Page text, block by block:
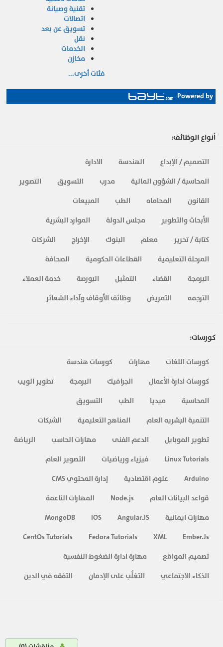
تقنية وصيانة
اتصالات
تسويق عن بعد
نقل
الخدمات
مخازن
فئات أخرى...
Powered by
أنواع الوظائف:
التصميم / الإبداع الهندسة
الادارة
المحاسبة / الشؤون المالية
مدرب التسويق
التصوير
القانون
المحاماه الطب
المبيعات
الأبحاث والتطوير
مجلس الدولة
الموارد البشرية
كتابة / تحرير
معلم البنوك الإخراج
الشركات
المرحلة التعليمية
القطاعات الحكومية
الصحافة
البرمجة
القضاء التمثيل البورصة
خدمة العملاء
الترجمه
التمريض وظائف الأوقاف وآداء الشعائر
كورسات:
كورسات اللغات مهارات
كورسات هندسة
كورسات ادارة الأعمال
الجرافيك البرمجة
تطوير الويب
المحاسبة
ميديا الطب
التسويق
التنمية البشريه العام
المناهج التعليمية
الشبكات
تطوير الموبايل
الدعم الفنى مهارات الحاسب
الرياضة
Linux Tutorials
فيزياء ورياضيات
التصوير العام
Arduino
علوم اقتصادية
إدارة المحتوي CMS
قواعد البيانات العام
Node.js
المهارات الناعمة
مهارات ايمانية
Angular.JS
IOS
MongoDB
Ember.Js
XML
Fedora Tutorials
CentOs Tutorials
تصميم المواقع
مهارة ادارة الضغوط النفسية
الذكاء الاجتماعي
التغلُّب على الإدمان التفقه في الدين